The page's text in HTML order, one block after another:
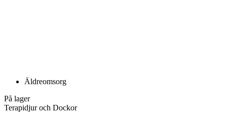
Äldreomsorg
På lager
Terapidjur och Dockor